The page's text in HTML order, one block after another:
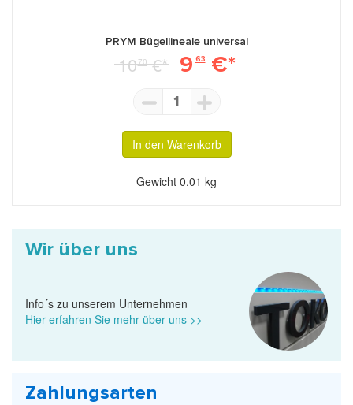
PRYM Bügellineale universal
1070€* 9 63€*
1
In den Warenkorb
Gewicht 0.01 kg
Wir über uns
Info´s zu unserem Unternehmen
Hier erfahren Sie mehr über uns >>
Zahlungsarten